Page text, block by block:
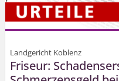
Landgericht Koblenz
Friseur: